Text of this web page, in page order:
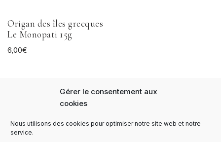
Gérer le consentement aux
cookies
Nous utilisons des cookies pour optimiser notre site web et notre
service.
Origan des îles grecques
Le Monopati 15g
6,00€
Panier
Notre Histoire